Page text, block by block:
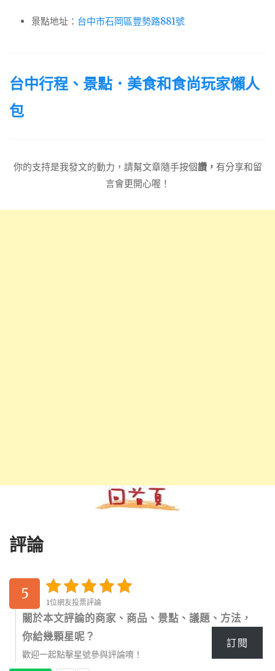
景點地址： 台中市石岡區豐勢路881號
台中行程、景點．美食和食尚玩家懶人
包
你的支持是我發文的動力，請幫文章隨手按個讚， 有分享和留
言會更開心喔！
評論
5
1位網友投票評論
關於本文評論的商家、商品、景點、議題、方法，
你給幾顆星呢？
歡迎一起點擊星號參與評論唷！
訂閱